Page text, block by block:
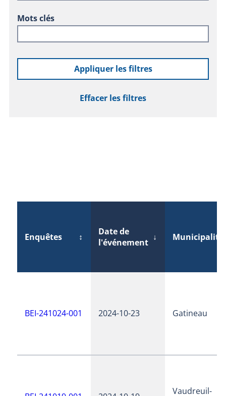
Mots clés
Appliquer les filtres
Effacer les filtres
Enquêtes ↕
Date de
l'événement ↓ Municipalité
BEI-241024-001 2024-10-23 Gatineau
Vaudreuil-